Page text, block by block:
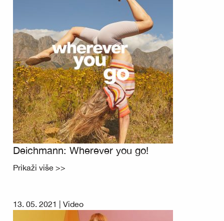
Deichmann: Wherever you go!
Prikaži više >>
13. 05. 2021 | Video